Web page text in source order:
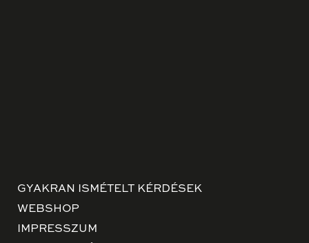
GYAKRAN ISMÉTELT KÉRDÉSEK
WEBSHOP
IMPRESSZUM